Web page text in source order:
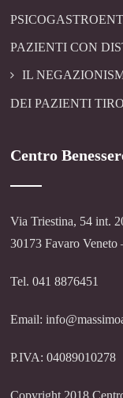
PAZIENTI CON
IL
DEI PAZIENTI
Centro
Via Triestina, 54 int.
30173 Favaro Veneto
Tel. 041 8876451
Email:
P.IVA: 04089010278
Copyright 2018